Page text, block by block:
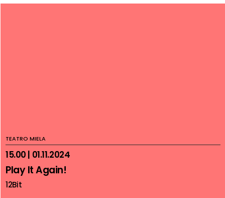
TEATRO MIELA
15.00 | 01.11.2024
Play It Again!
12Bit